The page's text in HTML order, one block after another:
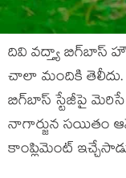
దివి వద్త్యా బిగ్‍బాస్‍
చాలా మందికి తెలీదు.
బిగ్‍బాస్‍ స్టేజీపై మెరిసే
నాగార్జున సయితం
కాంప్లిమెంట్‍